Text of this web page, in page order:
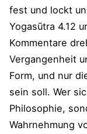
fest und lockt
Yogasūtra 4.12
Kommentare
Vergangenheit
Form, und nur
sein soll. Wer
Philosophie,
Wahrnehmung